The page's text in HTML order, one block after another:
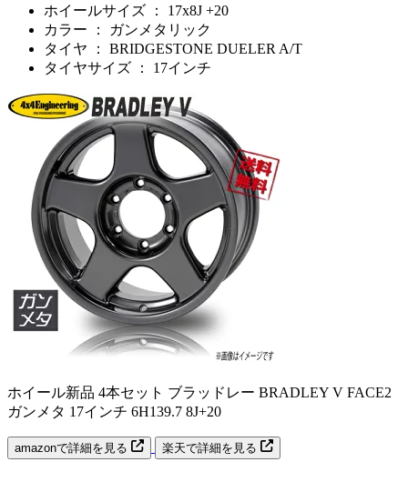
ホイールサイズ ： 17x8J +20
カラー ： ガンメタリック
タイヤ ： BRIDGESTONE DUELER A/T
タイヤサイズ ： 17インチ
ホイール新品 4本セット ブラッドレー BRADLEY V FACE2
ガンメタ 17インチ 6H139.7 8J+20
amazonで詳細を見る 楽天で詳細を見る